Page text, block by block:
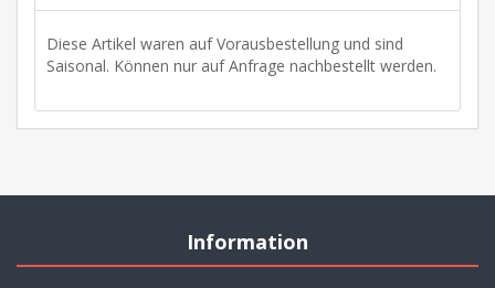
Diese Artikel waren auf Vorausbestellung und sind
Saisonal. Können nur auf Anfrage nachbestellt werden.
Information